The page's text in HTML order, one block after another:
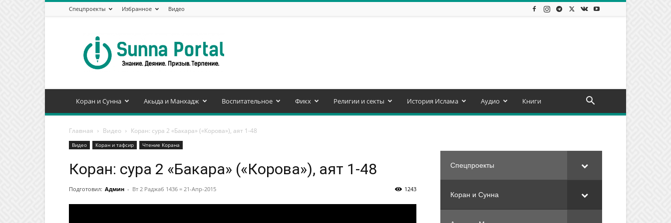
Спецпроекты Избранное Видео
Портал
Коран и Сунна Акыда и Манхадж Воспитательное Фикх Религии и секты История Ислама Аудио Книги
Главная Видео Коран: сура 2 «Бакара» («Корова»), аят 1-48
Видео Коран и тафсир Чтение Корана
Коран: сура 2 «Бакара» («Корова»), аят 1-48
Подготовил: Админ - Вт 2 Раджаб 1436 = 21-Апр-2015 1243
Спецпроекты
Коран и Сунна